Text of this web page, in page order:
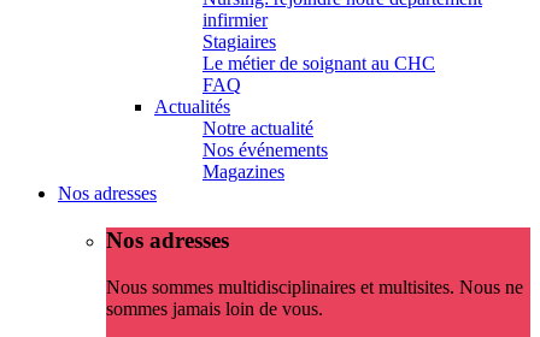
infirmier
Stagiaires
Le métier de soignant au CHC
FAQ
Actualités
Notre actualité
Nos événements
Magazines
Nos adresses
Nos adresses
Nous sommes multidisciplinaires et multisites. Nous ne
sommes jamais loin de vous.